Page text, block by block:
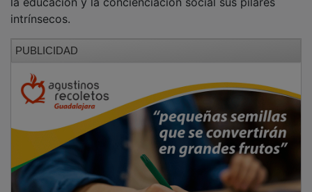
intrínsecos.